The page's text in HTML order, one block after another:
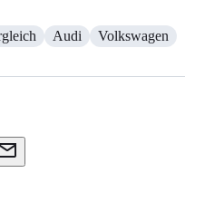
Audi
Volkswagen